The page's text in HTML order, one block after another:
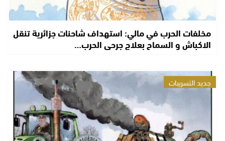
مخلفات الحرب في مالي: استهداف شاحنات جزائرية تنقل
الاكباش و السماح بعلاج جرحى الحرب…
جديد التسريبات